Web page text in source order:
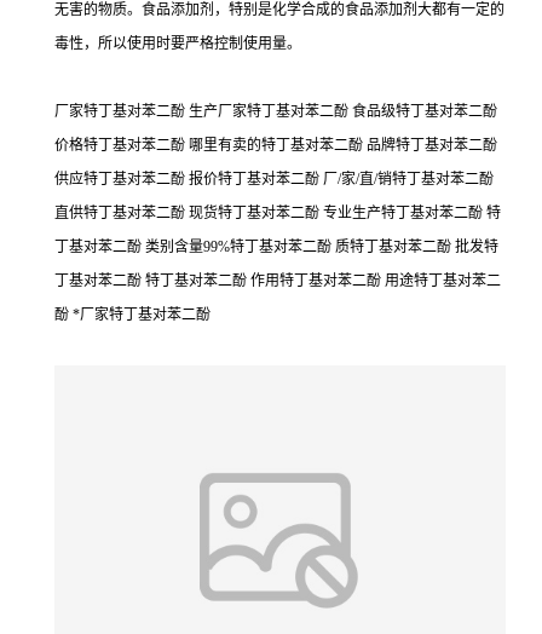
无害的物质。食品添加剂，特别是化学合成的食品添加剂大都有一定的
毒性，所以使用时要严格控制使用量。
厂家特丁基对苯二酚 生产厂家特丁基对苯二酚 食品级特丁基对苯二酚
价格特丁基对苯二酚 哪里有卖的特丁基对苯二酚 品牌特丁基对苯二酚
供应特丁基对苯二酚 报价特丁基对苯二酚 厂/家/直/销特丁基对苯二酚
直供特丁基对苯二酚 现货特丁基对苯二酚 专业生产特丁基对苯二酚 特
丁基对苯二酚 类别含量99%特丁基对苯二酚 质特丁基对苯二酚 批发特
丁基对苯二酚 特丁基对苯二酚 作用特丁基对苯二酚 用途特丁基对苯二
酚 *厂家特丁基对苯二酚